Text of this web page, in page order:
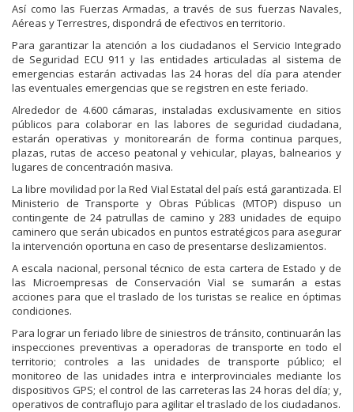
Así como las Fuerzas Armadas, a través de sus fuerzas Navales,
Aéreas y Terrestres, dispondrá de efectivos en territorio.
Para garantizar la atención a los ciudadanos el Servicio Integrado
de Seguridad ECU 911 y las entidades articuladas al sistema de
emergencias estarán activadas las 24 horas del día para atender
las eventuales emergencias que se registren en este feriado.
Alrededor de 4.600 cámaras, instaladas exclusivamente en sitios
públicos para colaborar en las labores de seguridad ciudadana,
estarán operativas y monitorearán de forma continua parques,
plazas, rutas de acceso peatonal y vehicular, playas, balnearios y
lugares de concentración masiva.
La libre movilidad por la Red Vial Estatal del país está garantizada. El
Ministerio de Transporte y Obras Públicas (MTOP) dispuso un
contingente de 24 patrullas de camino y 283 unidades de equipo
caminero que serán ubicados en puntos estratégicos para asegurar
la intervención oportuna en caso de presentarse deslizamientos.
A escala nacional, personal técnico de esta cartera de Estado y de
las Microempresas de Conservación Vial se sumarán a estas
acciones para que el traslado de los turistas se realice en óptimas
condiciones.
Para lograr un feriado libre de siniestros de tránsito, continuarán las
inspecciones preventivas a operadoras de transporte en todo el
territorio; controles a las unidades de transporte público; el
monitoreo de las unidades intra e interprovinciales mediante los
dispositivos GPS; el control de las carreteras las 24 horas del día; y,
operativos de contraflujo para agilitar el traslado de los ciudadanos.